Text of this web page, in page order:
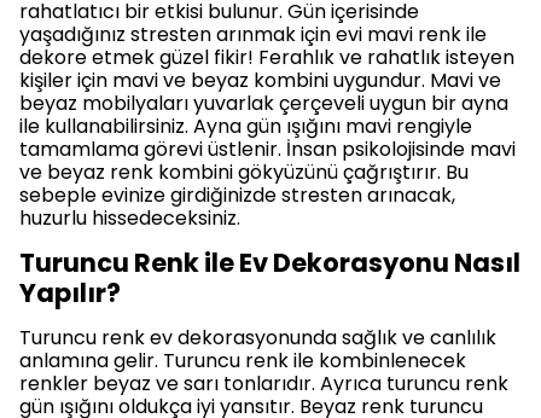
rahatlatıcı bir etkisi bulunur. Gün içerisinde
yaşadığınız stresten arınmak için evi mavi renk ile
dekore etmek güzel fikir! Ferahlık ve rahatlık isteyen
kişiler için mavi ve beyaz kombini uygundur. Mavi ve
beyaz mobilyaları yuvarlak çerçeveli uygun bir ayna
ile kullanabilirsiniz. Ayna gün ışığını mavi rengiyle
tamamlama görevi üstlenir. İnsan psikolojisinde mavi
ve beyaz renk kombini gökyüzünü çağrıştırır. Bu
sebeple evinize girdiğinizde stresten arınacak,
huzurlu hissedeceksiniz.
Turuncu Renk ile Ev Dekorasyonu Nasıl
Yapılır?
Turuncu renk ev dekorasyonunda sağlık ve canlılık
anlamına gelir. Turuncu renk ile kombinlenecek
renkler beyaz ve sarı tonlarıdır. Ayrıca turuncu renk
gün ışığını oldukça iyi yansıtır. Beyaz renk turuncu